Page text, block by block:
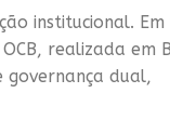
institucional. Em
realizada em
dual,